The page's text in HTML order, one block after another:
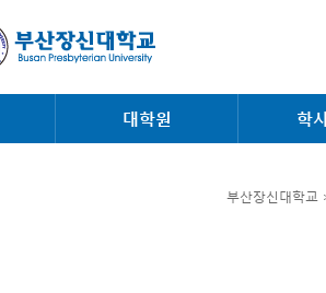
대학원 학
부산장신대학교